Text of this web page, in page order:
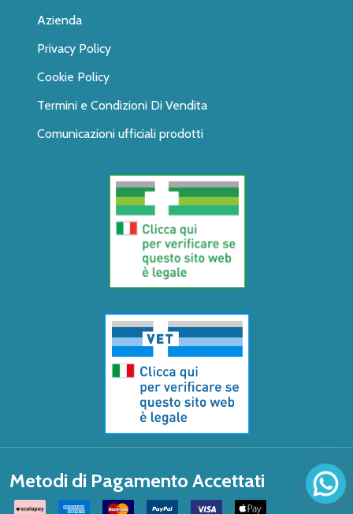
Azienda
Privacy Policy
Cookie Policy
Termini e Condizioni Di Vendita
Comunicazioni ufficiali prodotti
Metodi di Pagamento Accettati